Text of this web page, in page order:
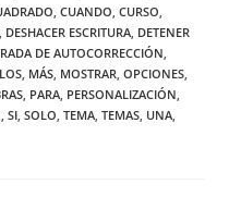
CUANDO CURSO
DESHACER ESCRITURA DETENER
DE AUTOCORRECCIÓN
LOS MÁS MOSTRAR OPCIONES
PARA PERSONALIZACIÓN
SI SOLO TEMA TEMAS UNA